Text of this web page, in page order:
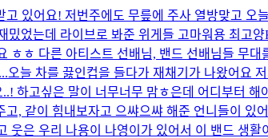
있어요! 저번주에도 무릎에 주사 열방맞고
었는데 라이브로 봐준 위게들 고마워용 최고양
ㅎ 다른 아티스트 선배님, 밴드 선배님들 무
오늘 차를 끓인컵을 들다가 재채기가 나왔어요
하고싶은 말이 너무너무 맘ㅎ은데 어디부터
, 같이 힘내보자고 으쌰으쌰 해준 언니들이 있
웃은 우리 나용이 나영이가 있어서 이 밴드 생